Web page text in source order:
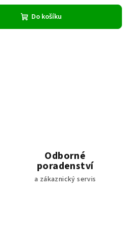
Do košíku
Odborné
poradenství
a zákaznický servis